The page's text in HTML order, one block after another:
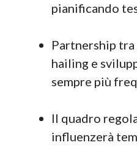
pianificando
Partnership
hailing e
sempre più
Il quadro
influenzerà